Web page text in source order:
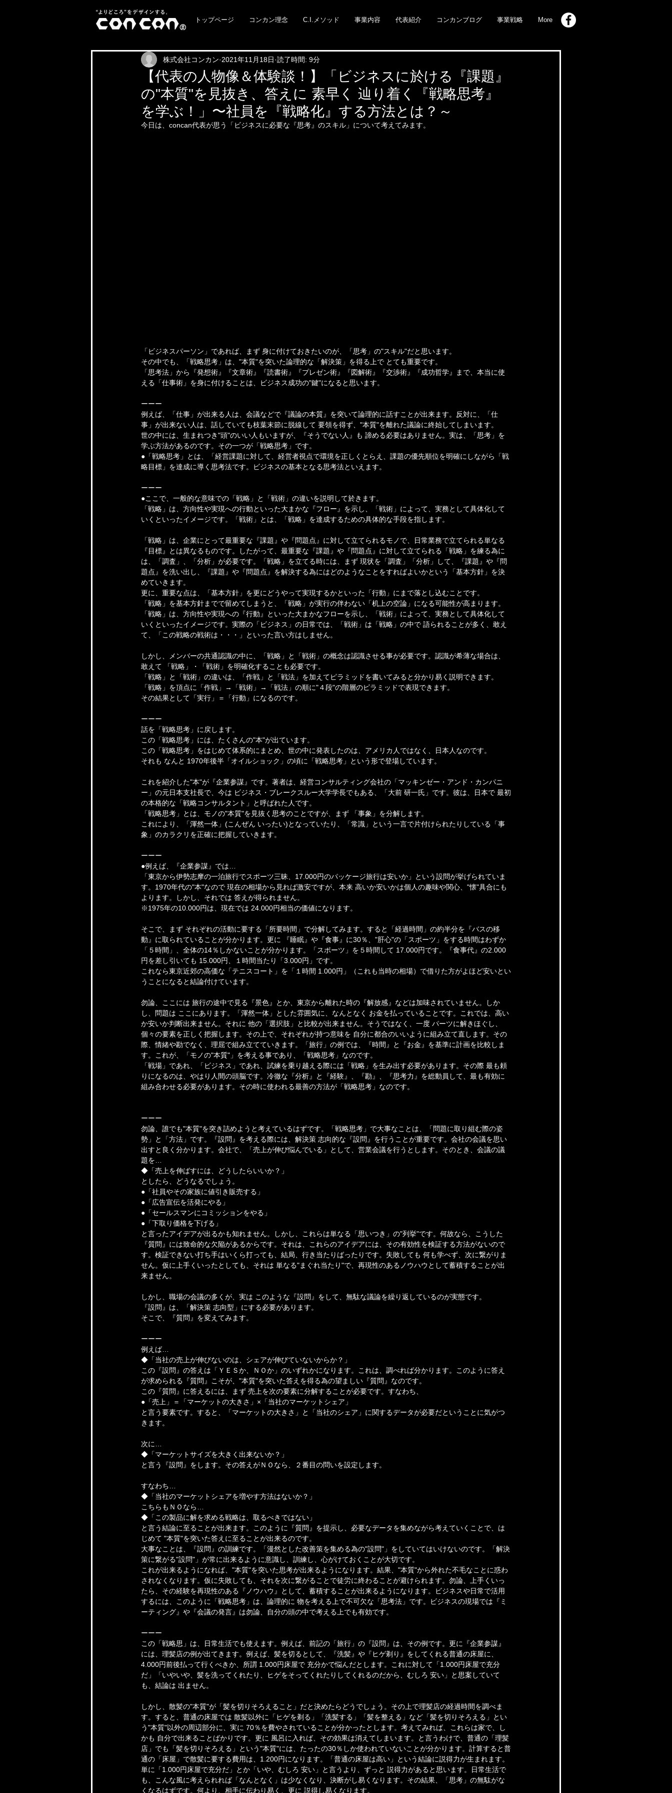
トップページ コンカン理念 C.I.メソッド 事業内容 代表紹介 コンカンブログ 事業戦略 More
【代表の人物像＆体験談！】「ビジネスに於ける『課題』
の"本質"を見抜き、答えに 素早く 辿り着く『戦略思考』
を学ぶ！」〜社員を『戦略化』する方法とは？～
株式会社コンカン 2021年11月18日 読了時間: 9分
今日は、concan代表が思う「ビジネスに必要な『思考』のスキル」について考えてみます。
「ビジネスパーソン」であれば、まず 身に付けておきたいのが、「思考」の"スキル"だと思います。
その中でも、「戦略思考」は、"本質"を突いた論理的な「解決策」を得る上で とても重要です。
「思考法」から『発想術』『文章術』『読書術』『プレゼン術』『図解術』『交渉術』『成功哲学』まで、本当に使
える「仕事術」を身に付けることは、ビジネス成功の"鍵"になると思います。
ーーー
例えば、「仕事」が出来る人は、会議などで『議論の本質』を突いて論理的に話すことが出来ます。反対に、「仕
事」が出来ない人は、話していても枝葉末節に脱線して 要領を得ず、"本質"を離れた議論に終始してしまいます。
世の中には、生まれつき"頭"のいい人もいますが、『そうでない人』も 諦める必要はありません。実は、「思考」を
学ぶ方法があるのです。その一つが「戦略思考」です。
●「戦略思考」とは、「経営課題に対して、経営者視点で環境を正しくとらえ、課題の優先順位を明確にしながら「戦
略目標」を達成に導く思考法です。ビジネスの基本となる思考法といえます。
ーーー
●ここで、一般的な意味での「戦略」と「戦術」の違いを説明して於きます。
「戦略」は、方向性や実現への行動といった大まかな『フロー』を示し、「戦術」によって、実務として具体化して
いくといったイメージです。「戦術」とは、「戦略」を達成するための具体的な手段を指します。
「戦略」は、企業にとって最重要な『課題』や『問題点』に対して立てられるモノで、日常業務で立てられる単なる
『目標』とは異なるものです。したがって、最重要な『課題』や『問題点』に対して立てられる「戦略」を練る為に
は、「調査」、「分析」が必要です。「戦略」を立てる時には、まず 現状を「調査」「分析」して、『課題』や『問
題点』を洗い出し、『課題』や『問題点』を解決する為にはどのようなことをすればよいかという「基本方針」を決
めていきます。
更に、重要な点は、「基本方針」を更にどうやって実現するかといった「行動」にまで落とし込むことです。
「戦略」を基本方針までで留めてしまうと、「戦略」が実行の伴わない「机上の空論」になる可能性が高まります。
「戦略」は、方向性や実現への『行動』といった大まかなフローを示し、「戦術」によって、実務として具体化して
いくといったイメージです。実際の「ビジネス」の日常では、「戦術」は「戦略」の中で 語られることが多く、敢え
て、「この戦略の戦術は・・・」といった言い方はしません。
しかし、メンバーの共通認識の中に、「戦略」と「戦術」の概念は認識させる事が必要です。認識が希薄な場合は、
敢えて 「戦略」・「戦術」を明確化することも必要です。
「戦略」と「戦術」の違いは、「作戦」と「戦法」を加えてピラミッドを書いてみると分かり易く説明できます。
「戦略」を頂点に「作戦」→「戦術」→「戦法」の順に"４段"の階層のピラミッドで表現できます。
その結果として「実行」＝「行動」になるのです。
ーーー
話を「戦略思考」に戻します。
この「戦略思考」には、たくさんの"本"が出ています。
この「戦略思考」をはじめて体系的にまとめ、世の中に発表したのは、アメリカ人ではなく、日本人なのです。
それも なんと 1970年後半「オイルショック」の頃に「戦略思考」という形で登場しています。
これを紹介した"本"が『企業参謀』です。著者は、経営コンサルティング会社の「マッキンゼー・アンド・カンパニ
ー」の元日本支社長で、今は ビジネス・ブレークスルー大学学長でもある、「大前 研一氏」です。彼は、日本で 最初
の本格的な「戦略コンサルタント」と呼ばれた人です。
「戦略思考」とは、モノの"本質"を見抜く思考のことですが、まず 「事象」を分解します。
これにより、「渾然一体」(こんぜん いったい)となっていたり、「常識」という一言で片付けられたりしている「事
象」のカラクリを正確に把握していきます。
ーーー
●例えば、『企業参謀』では…
「東京から伊勢志摩の一泊旅行でスポーツ三昧、17.000円のパッケージ旅行は安いか」という設問が挙げられていま
す。1970年代の"本"なので 現在の相場から見れば激安ですが、本来 高いか安いかは個人の趣味や関心、"懐"具合にも
よります。しかし、それでは 答えが得られません。
※1975年の10.000円は、現在では 24.000円相当の価値になります。
そこで、まず それぞれの活動に要する「所要時間」で分解してみます。すると「経過時間」の約半分を『バスの移
動』に取られていることが分かります。更に 『睡眠』や『食事』に30％、"肝心"の「スポーツ」をする時間はわずか
「５時間」、全体の14％しかないことが分かります。「スポーツ」を５時間して 17.000円です。『食事代』の2.000
円を差し引いても 15.000円、１時間当たり「3.000円」です。
これなら東京近郊の高価な「テニスコート」を「１時間 1.000円」（これも当時の相場）で借りた方がよほど安いとい
うことになると結論付けています。
勿論、ここには 旅行の途中で見る『景色』とか、東京から離れた時の『解放感』などは加味されていません。しか
し、問題は ここにあります。「渾然一体」とした雰囲気に、なんとなく お金を払っていることです。これでは、高い
か安いか判断出来ません。それに 他の「選択肢」と比較が出来ません。そうではなく、一度 パーツに解きほぐし、
個々の要素を正しく把握します。その上で、それぞれが持つ意味を 自分に都合のいいように組み立て直します。その
際、情緒や勘でなく、理屈で組み立てていきます。「旅行」の例では、『時間』と『お金』を基準に計画を比較しま
す。これが、「モノの"本質"」を考える事であり、「戦略思考」なのです。
「戦場」であれ、「ビジネス」であれ、試練を乗り越える際には「戦略」を生み出す必要があります。その際 最も頼
りになるのは、やはり人間の頭脳です。冷徹な『分析』と『経験』、『勘』、『思考力』を総動員して、最も有効に
組み合わせる必要があります。その時に使われる最善の方法が「戦略思考」なのです。
ーーー
勿論、誰でも"本質"を突き詰めようと考えているはずです。「戦略思考」で大事なことは、「問題に取り組む際の姿
勢」と「方法」です。『設問』を考える際には、解決策 志向的な『設問』を行うことが重要です。会社の会議を思い
出すと良く分かります。会社で、「売上が伸び悩んでいる」として、営業会議を行うとします。そのとき、会議の議
題を…
◆「売上を伸ばすには、どうしたらいいか？」
としたら、どうなるでしょう。
●「社員やその家族に値引き販売する」
●「広告宣伝を活発にやる」
●「セールスマンにコミッションをやる」
●「下取り価格を下げる」
と言ったアイデアが出るかも知れません。しかし、これらは単なる「思いつき」の"列挙"です。何故なら、こうした
『質問』には致命的な欠陥があるからです。それは、これらのアイデアには、その有効性を検証する方法がないので
す。検証できない打ち手はいくら打っても、結局、行き当たりばったりです。失敗しても 何も学べず、次に繋がりま
せん。仮に上手くいったとしても、それは 単なる"まぐれ当たり"で、再現性のあるノウハウとして蓄積することが出
来ません。
しかし、職場の会議の多くが、実は このような『設問』をして、無駄な議論を繰り返しているのが実態です。
『設問』は、「解決策 志向型」にする必要があります。
そこで、『質問』を変えてみます。
ーーー
例えば…
◆「当社の売上が伸びないのは、シェアが伸びていないからか？」
この『設問』の答えは「ＹＥＳか、ＮＯか」のいずれかになります。これは、調べれば分かります。このように答え
が求められる『質問』こそが、"本質"を突いた答えを得る為の望ましい『質問』なのです。
この『質問』に答えるには、まず 売上を次の要素に分解することが必要です。すなわち、
●「売上」＝「マーケットの大きさ」×「当社のマーケットシェア」
と言う要素です。すると、「マーケットの大きさ」と「当社のシェア」に関するデータが必要だということに気がつ
きます。
次に…
◆「マーケットサイズを大きく出来ないか？」
と言う『設問』をします。その答えがＮＯなら、２番目の問いを設定します。
すなわち…
◆「当社のマーケットシェアを増やす方法はないか？」
こちらもＮＯなら…
◆「この製品に解を求める戦略は、取るべきではない」
と言う結論に至ることが出来ます。このように『質問』を提示し、必要なデータを集めながら考えていくことで、は
じめて "本質"を突いた答えに至ることが出来るのです。
大事なことは、『設問』の訓練です。「漫然とした改善策を集める為の"設問"」をしていてはいけないのです。「解決
策に繋がる"設問"」が常に出来るように意識し、訓練し、心がけておくことが大切です。
これが出来るようになれば、"本質"を突いた思考が出来るようになります。結果、"本質"から外れた不毛なことに惑わ
されなくなります。仮に失敗しても、それを次に繋がることで徒労に終わることが避けられます。勿論、上手くいっ
たら、その経験を再現性のある『ノウハウ』として、蓄積することが出来るようになります。ビジネスや日常で活用
するには、このように「戦略思考」は、論理的に 物を考える上で不可欠な「思考法」です。ビジネスの現場では『ミ
ーティング』や『会議の発言』は勿論、自分の頭の中で考える上でも有効です。
ーーー
この「戦略思」は、日常生活でも使えます。例えば、前記の「旅行」の『設問』は、その例です。更に『企業参謀』
には、理髪店の例が出てきます。例えば、髪を切るとして、『洗髪』や『ヒゲ剃り』をしてくれる普通の床屋に、
4.000円前後払って行くべきか、所謂 1.000円床屋で 充分かで悩んだとします。これに対して「1.000円床屋で充分
だ」「いやいや、髪を洗ってくれたり、ヒゲをそってくれたりしてくれるのだから、むしろ 安い」と思案していて
も、結論は 出ません。
しかし、散髪の"本質"が「髪を切りそろえること」だと決めたらどうでしょう。その上で理髪店の経過時間を調べま
す。すると、普通の床屋では 散髪以外に「ヒゲを剃る」「洗髪する」「髪を整える」など「髪を切りそろえる」とい
う"本質"以外の周辺部分に、実に 70％を費やされていることが分かったとします。考えてみれば、これらは家で、し
かも 自分で出来ることばかりです。更に 風呂に入れば、その効果は消えてしまいます。と言うわけで、普通の「理髪
店」でも「髪を切りそろえる」という"本質"には、たったの30％しか使われていないことが分かります。計算すると普
通の「床屋」で散髪に要する費用は、1.200円になります。「普通の床屋は高い」という結論に説得力が生まれます。
単に「1.000円床屋で充分だ」とか「いや、むしろ 安い」と言うより、ずっと 説得力があると思います。日常生活で
も、こんな風に考えられれば「なんとなく」は少なくなり、決断がし易くなります。その結果、「思考」の無駄がな
くなるはずです。何より、相手に伝わり易く、更に 説得し易くなります。